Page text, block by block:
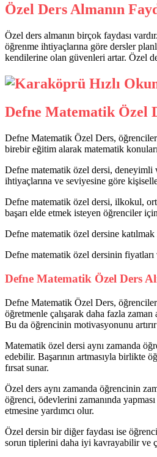
Özel Ders Almanın
Özel ders almanın birçok faydası
öğrenme ihtiyaçlarına göre dersler
kendilerine olan güvenleri artar. Özel
Defne Matematik Özel
Defne Matematik Özel Ders,
birebir eğitim alarak matematik
Defne matematik özel dersi,
ihtiyaçlarına ve seviyesine göre
Defne matematik özel dersi, ilkokul,
başarı elde etmek isteyen öğrenciler
Defne matematik özel dersine
Defne matematik özel dersinin
Defne Matematik Özel Ders
Defne Matematik Özel Ders,
öğretmenle çalışarak daha fazla
Bu da öğrencinin motivasyonunu artırır
Matematik özel dersi aynı zamanda
edebilir. Başarının artmasıyla birlikte
fırsat sunar.
Özel ders aynı zamanda öğrencinin
öğrenci, ödevlerini zamanında
etmesine yardımcı olur.
Özel dersin bir diğer faydası ise
sorun tiplerini daha iyi kavrayabilir ve